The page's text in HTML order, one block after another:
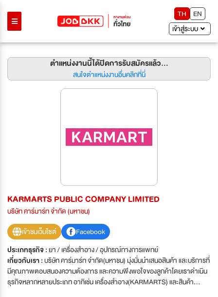
TH
EN
เข้าสู่ระบบ
ตำแหน่งงานนี้ได้ปิดการรับสมัครแล้ว...
สนใจตำแหน่งงานอื่นคลิกที่นี่
KARMARTS PUBLIC COMPANY LIMITED
บริษัท คาร์มาร์ท จำกัด (มหาชน)
เข้าชมเว็บไซต์
Facebook
ประเภทธุรกิจ :ยา / เครื่องสำอาง / อุปกรณ์ทางการแพทย์
เกี่ยวกับเรา :บริษัท คาร์มาร์ท จำกัด(มหาชน) มุ่งมั่นนำเสนอสินค้า และบริการที่
มีคุณภาพตอบสนองความต้องการ และความพึงพอใจของลูกค้าโดยเราดำเนิน
ธุรกิจหลากหลายประเภท อาทิเช่น เครื่องสำอาง(KARMARTS) และสินค้า